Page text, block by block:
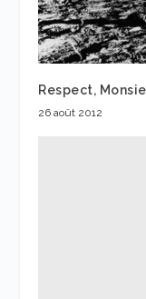
Respect,
26 août 2012